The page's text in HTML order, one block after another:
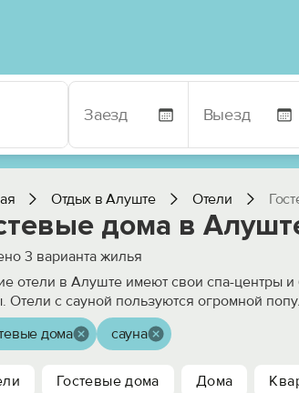
Отдых в Алуште Отели
дома в
3 варианта жилья
отели в Алуште имеют свои спа-центры
Отели с сауной пользуются огромной
дома сауна
Гостевые дома Дома